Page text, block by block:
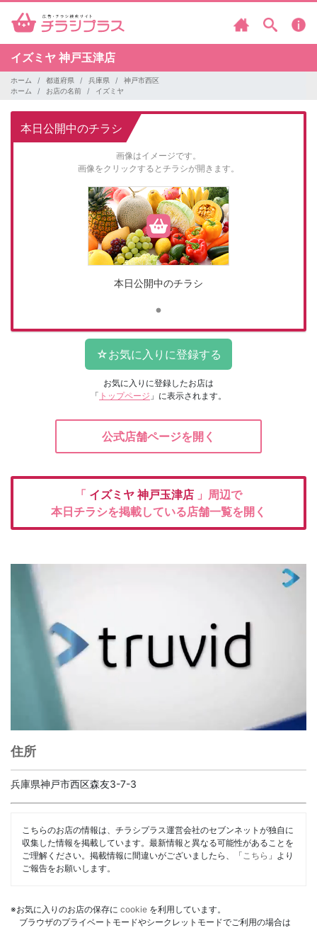
イズミヤ 神戸玉津店
ホーム 都道府県 兵庫県
神戸市西区
ホーム
お店の名前 イズミヤ
本日公開中のチラシ
画像はイメージです。
画像をクリックするとチラシが開きます。
本日公開中のチラシ
お気に入りに登録したお店は
「 トップページ 」に表示されます。
公式店舗ページを開く
「 イズミヤ 神戸玉津店 」周辺で
本日チラシを掲載している店舗一覧を開く
住所
兵庫県神戸市西区森友3-7-3
こちらのお店の情報は、チラシプラス運営会社のセブンネットが独自に
収集した情報を掲載しています。最新情報と異なる可能性があることを
ご理解ください。掲載情報に間違いがございましたら、「 こちら 」より
ご報告をお願いします。
※お気に入りのお店の保存に cookie を利用しています。
ブラウザのプライベートモードやシークレットモードでご利用の場合は